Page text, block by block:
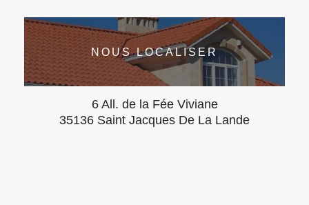
NOUS LOCALISER
6 All. de la Fée Viviane
35136 Saint Jacques De La Lande